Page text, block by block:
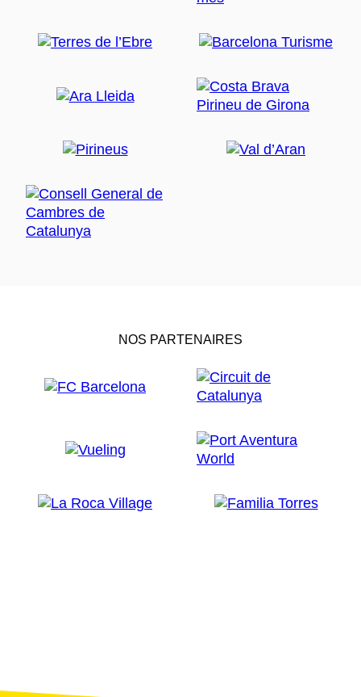
NOS PARTENAIRES